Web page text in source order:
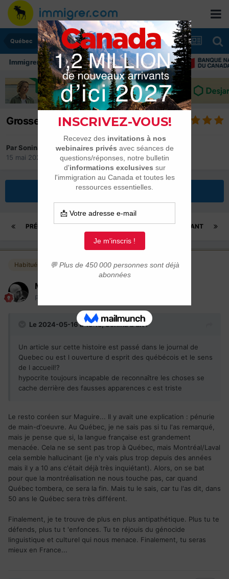
Québec
au Canada: ressources et conseils
Grosse déception du Québec
Par Sonina
15 mai 2024
dans Québec
Répondre à ce sujet
PRÉCÉDENT SUIVANT
Page 4 sur 7
Habitués
Mark-Beaubien
Posté(e)
Le 2024-05-16 à 15:15,Soninaa dit :
Un article sur cette histoire est passé dans le journal de
Quebec ou est l ouverture d esprit des québécois et le sens
de l accueil!?
hypocrite toujours incapable de reconnaître les choses se
cache derrière des fausses apparences c est triste
Le resto coréen sur Maguire... Il y avait une explication : pénurie
de main-d'oeuvre. Au Québec, je ne sais pas si tu l'as remarqué,
mais je pense que si, la langue française est grandement
menacée. Cela ne se sent pas trop à Québec, mais Montréal/Laval
cela semble hallucinant (je n'y vais plus trop depuis des années
mais il y a 10 ans c'était déjà très inquiétant). Alors, on se bat
pour que la montréalisation ne nous touche pas, car quand
Québec tombera, ce sera la fin. Mais tu le sais, car tu l'as dit, dans
50 ans le Québec sera très différent.
Finalement, je te trouve de plus en plus antipathétique. Plus tu te
défends, plus tu t 'enfonces. Tu te réjouis du génocide
linguistique et culturel qui nous menace. Finalement, tu seras
mieux en France...